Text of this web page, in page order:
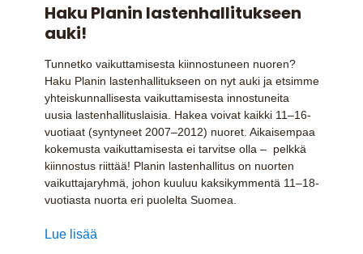
Haku Planin lastenhallitukseen
auki!
Tunnetko vaikuttamisesta kiinnostuneen nuoren?
Haku Planin lastenhallitukseen on nyt auki ja etsimme
yhteiskunnallisesta vaikuttamisesta innostuneita
uusia lastenhallituslaisia. Hakea voivat kaikki 11–16-
vuotiaat (syntyneet 2007–2012) nuoret. Aikaisempaa
kokemusta vaikuttamisesta ei tarvitse olla – pelkkä
kiinnostus riittää! Planin lastenhallitus on nuorten
vaikuttajaryhmä, johon kuuluu kaksikymmentä 11–18-
vuotiasta nuorta eri puolelta Suomea.
Lue lisää